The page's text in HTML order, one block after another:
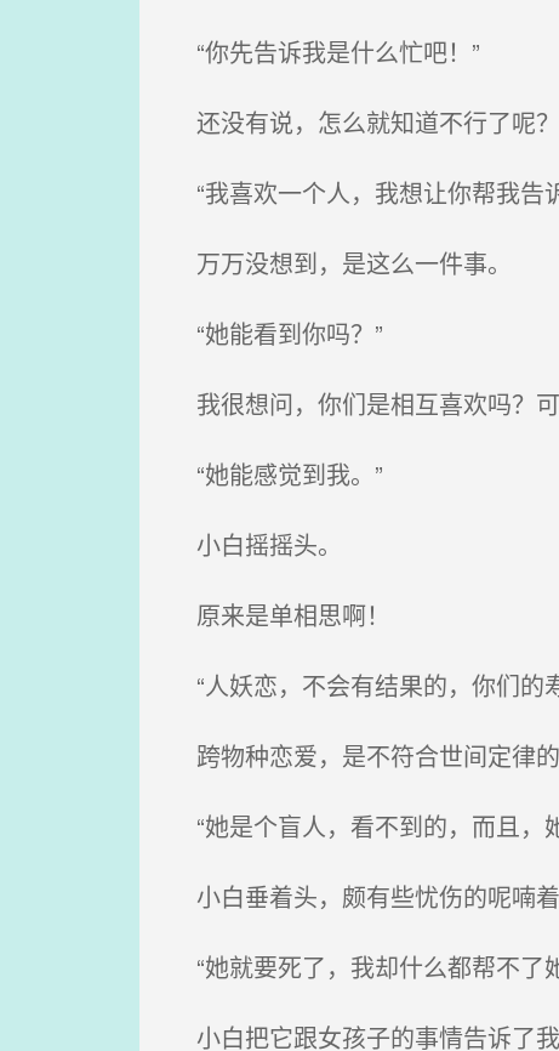
“你先告诉我是什么忙吧！”
还没有说，怎么就知道不行了呢？
“我喜欢一个人，我想让你帮我告
万万没想到，是这么一件事。
“她能看到你吗？”
我很想问，你们是相互喜欢吗？
“她能感觉到我。”
小白摇摇头。
原来是单相思啊！
“人妖恋，不会有结果的，你们的
跨物种恋爱，是不符合世间定律的
“她是个盲人，看不到的，而且，
小白垂着头，颇有些忧伤的呢喃着
“她就要死了，我却什么都帮不了
小白把它跟女孩子的事情告诉了我